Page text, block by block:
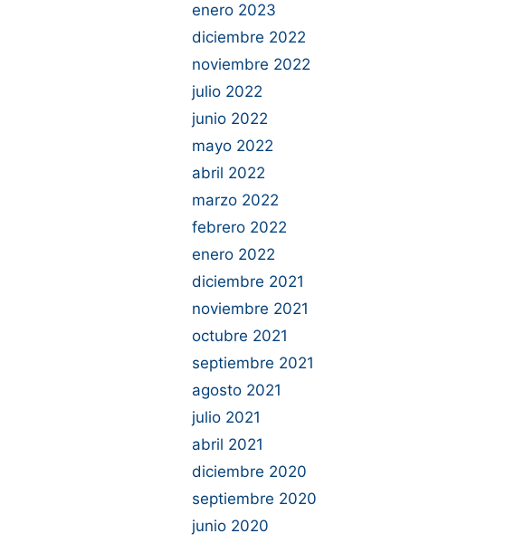
enero 2023
diciembre 2022
noviembre 2022
julio 2022
junio 2022
mayo 2022
abril 2022
marzo 2022
febrero 2022
enero 2022
diciembre 2021
noviembre 2021
octubre 2021
septiembre 2021
agosto 2021
julio 2021
abril 2021
diciembre 2020
septiembre 2020
junio 2020